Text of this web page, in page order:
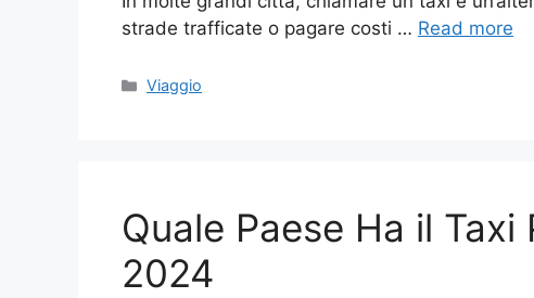
strade trafficate o pagare costi … Read more
Categories
Viaggio
Quale Paese Ha il
2024